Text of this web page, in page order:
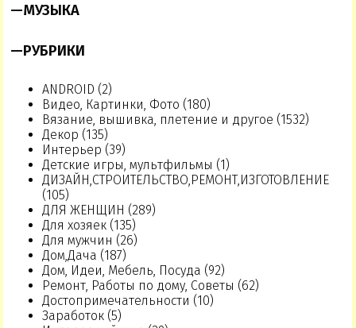
—МУЗЫКА
—РУБРИКИ
ANDROID (2)
Видео, Картинки, Фото (180)
Вязание, вышивка, плетение и другое (1532)
Декор (135)
Интерьер (39)
Детские игры, мультфильмы (1)
ДИЗАЙН,СТРОИТЕЛЬСТВО,РЕМОНТ,ИЗГОТОВЛЕНИЕ
(105)
ДЛЯ ЖЕНЩИН (289)
Для хозяек (135)
Для мужчин (26)
Дом,Дача (187)
Дом, Идеи, Мебель, Посуда (92)
Ремонт, Работы по дому, Советы (62)
Достопримечательности (10)
Заработок (5)